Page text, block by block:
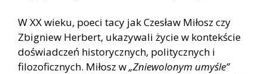
W XX wieku, poeci tacy jak Czesław Miłosz czy
Zbigniew Herbert, ukazywali życie w kontekście
doświadczeń historycznych, politycznych i
filozoficznych. Miłosz w„Zniewolonym umyśle”